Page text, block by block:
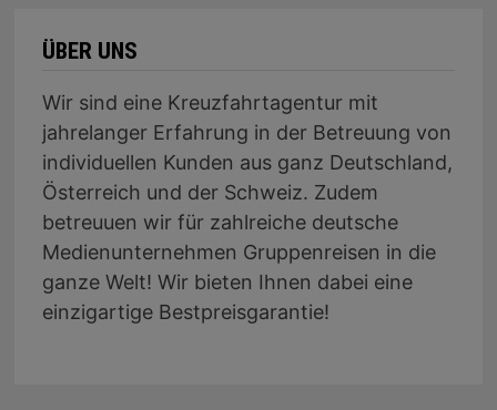
ÜBER UNS
Wir sind eine Kreuzfahrtagentur mit
jahrelanger Erfahrung in der Betreuung von
individuellen Kunden aus ganz Deutschland,
Österreich und der Schweiz. Zudem
betreuuen wir für zahlreiche deutsche
Medienunternehmen Gruppenreisen in die
ganze Welt! Wir bieten Ihnen dabei eine
einzigartige Bestpreisgarantie!